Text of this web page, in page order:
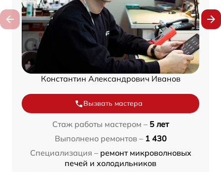
Константин Александрович Иванов
Вызвать мастера
Стаж работы мастером – 5 лет
Выполнено ремонтов – 1 430
Специализация – ремонт микроволновых
печей и холодильников